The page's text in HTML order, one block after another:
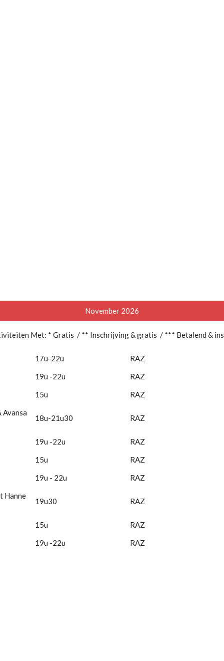
November 2026
Met: * Gratis / ** Inschrijving & gratis / *** Betalend &
17u-22u
RAZ
19u -22u
RAZ
15u
RAZ
Avansa
18u-21u30 RAZ
19u -22u
RAZ
15u
RAZ
19u - 22u
RAZ
Hanne
19u30 RAZ
15u
RAZ
19u -22u
RAZ